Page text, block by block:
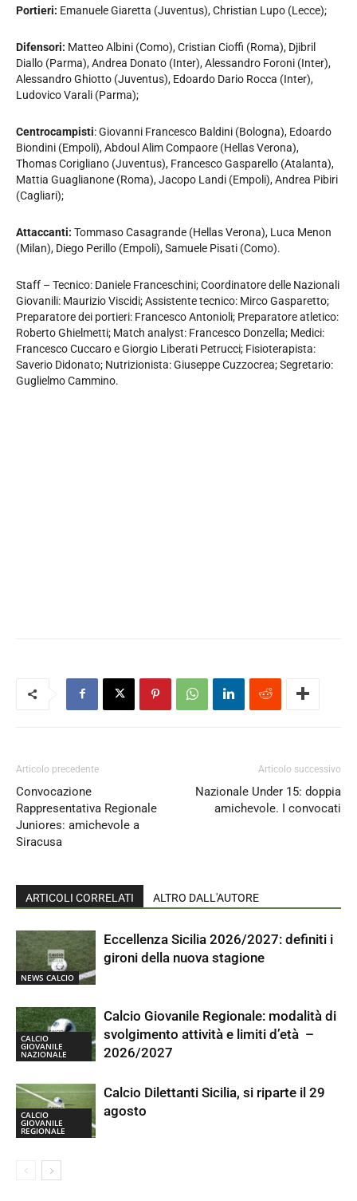
Portieri: Emanuele Giaretta (Juventus), Christian Lupo (Lecce);
Difensori: Matteo Albini (Como), Cristian Cioffi (Roma), Djibril
Diallo (Parma), Andrea Donato (Inter), Alessandro Foroni (Inter),
Alessandro Ghiotto (Juventus), Edoardo Dario Rocca (Inter),
Ludovico Varali (Parma);
Centrocampisti: Giovanni Francesco Baldini (Bologna), Edoardo
Biondini (Empoli), Abdoul Alim Compaore (Hellas Verona),
Thomas Corigliano (Juventus), Francesco Gasparello (Atalanta),
Mattia Guaglianone (Roma), Jacopo Landi (Empoli), Andrea Pibiri
(Cagliari);
Attaccanti: Tommaso Casagrande (Hellas Verona), Luca Menon
(Milan), Diego Perillo (Empoli), Samuele Pisati (Como).
Staff – Tecnico: Daniele Franceschini; Coordinatore delle Nazionali
Giovanili: Maurizio Viscidi; Assistente tecnico: Mirco Gasparetto;
Preparatore dei portieri: Francesco Antonioli; Preparatore atletico:
Roberto Ghielmetti; Match analyst: Francesco Donzella; Medici:
Francesco Cuccaro e Giorgio Liberati Petrucci; Fisioterapista:
Saverio Didonato; Nutrizionista: Giuseppe Cuzzocrea; Segretario:
Guglielmo Cammino.
Articolo precedente
Convocazione
Rappresentativa Regionale
Juniores: amichevole a
Siracusa
Articolo successivo
Nazionale Under 15: doppia
amichevole. I convocati
ARTICOLI CORRELATI ALTRO DALL'AUTORE
NEWS CALCIO
Eccellenza Sicilia 2026/2027: definiti i
gironi della nuova stagione
CALCIO
GIOVANILE
NAZIONALE
Calcio Giovanile Regionale: modalità di
svolgimento attività e limiti d’età –
2026/2027
CALCIO
GIOVANILE
REGIONALE
Calcio Dilettanti Sicilia, si riparte il 29
agosto